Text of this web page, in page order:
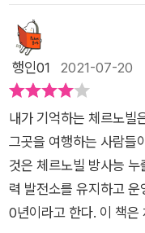
에 대한 국제적 통제를
년 6월 빌게이츠의 테라
경적으로 깨끗한 원자로
노빌과 같은 핵재앙을 반
립주의가 제기하는 위험
국가들 사이의 국제적 협력
원전 사고나 코로나 사태
것을 완전히 막을 수는
난의 규모를 키우는 일이
다. 절망적이지만, 이것
소련 정부는 소방대원과
하여 방사능 피폭을 당
씌웠다. 60여만의 군인
체르노빌 핵발전소 사
방법을 보고 했다. 그 결
사한 사고 예방을 위해
미지로 바뀌었다. 그러
의 행위를 탐탁치 못하게
행동 지침도 없이 무작
되어 응급실로 실려가고
상을 누렸고, 심지어 누
한 피폭되어 병원으로 가
소 바로 옆의 강가에서
일상들의 모습이 더 비극
전 사고가 난지 35년이
있고 이 책의 역자가 우
버섯 같은 식품은 절대
또한...... 오렌지빛으로
이었다.[체르노빌 히스
도 [체르노빌의 목소리]
노빌 원전 참사의 생존
썼다. [체르노빌 히스
0년 12월 원전 폐쇄,
계까지 다룬 '최초의 포
허승철 교수(고려대 노
소설'처럼 독자가 중간
행인01 2021-07-20
내가 기억하는 체르노빌
그곳을 여행하는 사람들
것은 체르노빌 방사능
력 발전소를 유지하고
0년이라고 한다. 이 책은